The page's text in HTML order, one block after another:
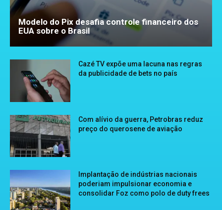
Modelo do Pix desafia controle financeiro dos
EUA sobre o Brasil
Cazé TV expõe uma lacuna nas regras
da publicidade de bets no país
Com alívio da guerra, Petrobras reduz
preço do querosene de aviação
Implantação de indústrias nacionais
poderiam impulsionar economia e
consolidar Foz como polo de duty frees